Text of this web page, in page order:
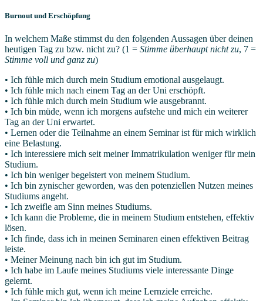
Burnout und Erschöpfung
In welchem Maße stimmst du den folgenden Aussagen über deinen
heutigen Tag zu bzw. nicht zu? (1 = Stimme überhaupt nicht zu, 7 =
Stimme voll und ganz zu)
• Ich fühle mich durch mein Studium emotional ausgelaugt.
• Ich fühle mich nach einem Tag an der Uni erschöpft.
• Ich fühle mich durch mein Studium wie ausgebrannt.
• Ich bin müde, wenn ich morgens aufstehe und mich ein weiterer
Tag an der Uni erwartet.
• Lernen oder die Teilnahme an einem Seminar ist für mich wirklich
eine Belastung.
• Ich interessiere mich seit meiner Immatrikulation weniger für mein
Studium.
• Ich bin weniger begeistert von meinem Studium.
• Ich bin zynischer geworden, was den potenziellen Nutzen meines
Studiums angeht.
• Ich zweifle am Sinn meines Studiums.
• Ich kann die Probleme, die in meinem Studium entstehen, effektiv
lösen.
• Ich finde, dass ich in meinen Seminaren einen effektiven Beitrag
leiste.
• Meiner Meinung nach bin ich gut im Studium.
• Ich habe im Laufe meines Studiums viele interessante Dinge
gelernt.
• Ich fühle mich gut, wenn ich meine Lernziele erreiche.